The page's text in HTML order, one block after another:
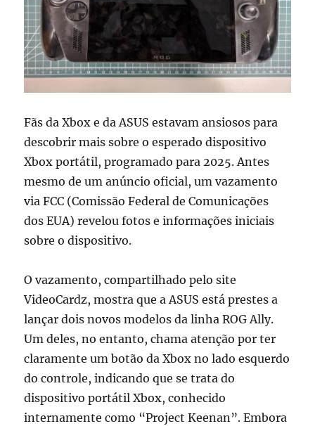
Fãs da Xbox e da ASUS estavam ansiosos para
descobrir mais sobre o esperado dispositivo
Xbox portátil, programado para 2025. Antes
mesmo de um anúncio oficial, um vazamento
via FCC (Comissão Federal de Comunicações
dos EUA) revelou fotos e informações iniciais
sobre o dispositivo.
O vazamento, compartilhado pelo site
VideoCardz, mostra que a ASUS está prestes a
lançar dois novos modelos da linha ROG Ally.
Um deles, no entanto, chama atenção por ter
claramente um botão da Xbox no lado esquerdo
do controle, indicando que se trata do
dispositivo portátil Xbox, conhecido
internamente como “Project Keenan”. Embora